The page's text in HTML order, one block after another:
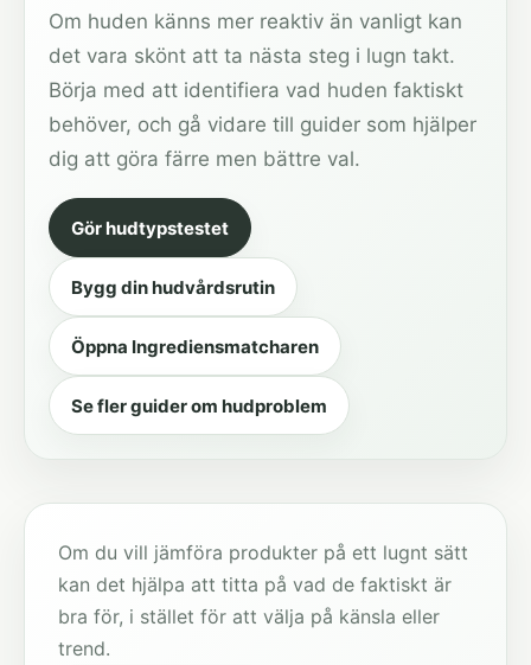
Om huden känns mer reaktiv än vanligt kan
det vara skönt att ta nästa steg i lugn takt.
Börja med att identifiera vad huden faktiskt
behöver, och gå vidare till guider som hjälper
dig att göra färre men bättre val.
Gör hudtypstestet
Bygg din hudvårdsrutin
Öppna Ingrediensmatcharen
Se fler guider om hudproblem
Om du vill jämföra produkter på ett lugnt sätt
kan det hjälpa att titta på vad de faktiskt är
bra för, i stället för att välja på känsla eller
trend.